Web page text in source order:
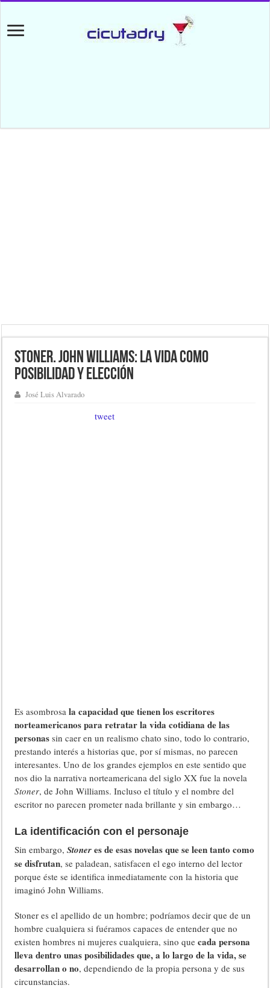
Stoner. John Williams: La vida como
posibilidad y elección
José Luis Alvarado
tweet
Es asombrosala capacidad que tienen los escritores
norteamericanos para retratar la vida cotidiana de las
personas sin caer en un realismo chato sino, todo lo contrario,
prestando interés a historias que, por sí mismas, no parecen
interesantes. Uno de los grandes ejemplos en este sentido que
nos dio la narrativa norteamericana del siglo XX fue la novela
Stoner, de John Williams. Incluso el título y el nombre del
escritor no parecen prometer nada brillante y sin embargo…
La identificación con el personaje
Sin embargo,Stoneres de esas novelas que se leen tanto como
se disfrutan, se paladean, satisfacen el ego interno del lector
porque éste se identifica inmediatamente con la historia que
imaginó John Williams.
Stoner es el apellido de un hombre; podríamos decir que de un
hombre cualquiera si fuéramos capaces de entender que no
existen hombres ni mujeres cualquiera, sino quecada persona
lleva dentro unas posibilidades que, a lo largo de la vida, se
desarrollan o no, dependiendo de la propia persona y de sus
circunstancias.